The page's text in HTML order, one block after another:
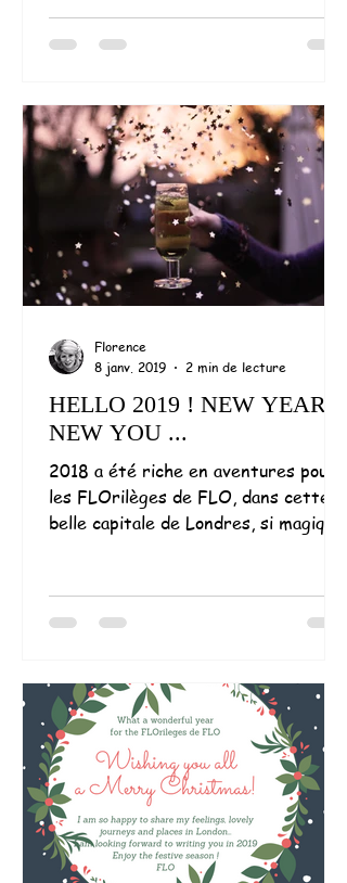
HELLO 2019 ! NEW YEAR,
NEW YOU ...
2018 a été riche en aventures pour
les FLOrilèges de FLO, dans cette
belle capitale de Londres, si magique,
Florence
8 janv. 2019
2 min de lecture